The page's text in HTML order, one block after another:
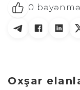
0 bəyənmə
Oxşar